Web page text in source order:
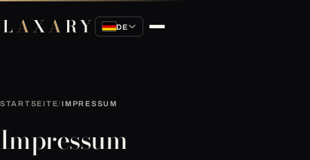
LAXARY DE
STARTSEITE/IMPRESSUM
Impressum